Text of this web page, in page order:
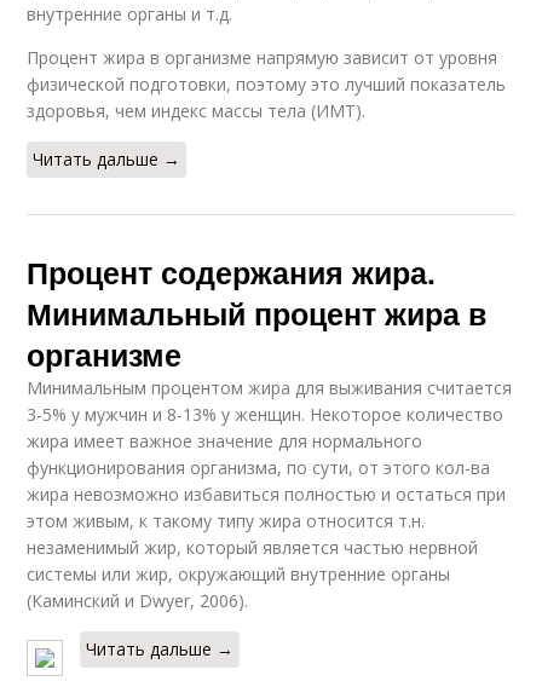
внутренние органы и т.д.
Процент жира в организме напрямую зависит от уровня
физической подготовки, поэтому это лучший показатель
здоровья, чем индекс массы тела (ИМТ).
Читать дальше →
Процент содержания жира.
Минимальный процент жира в
организме
Минимальным процентом жира для выживания считается
3-5% у мужчин и 8-13% у женщин. Некоторое количество
жира имеет важное значение для нормального
функционирования организма, по сути, от этого кол-ва
жира невозможно избавиться полностью и остаться при
этом живым, к такому типу жира относится т.н.
незаменимый жир, который является частью нервной
системы или жир, окружающий внутренние органы
(Каминский и Dwyer, 2006).
Читать дальше →